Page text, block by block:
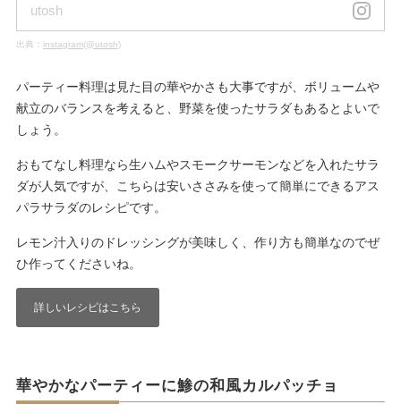
utosh
出典： instagram(@utosh)
パーティー料理は見た目の華やかさも大事ですが、ボリュームや
献立のバランスを考えると、野菜を使ったサラダもあるとよいで
しょう。
おもてなし料理なら生ハムやスモークサーモンなどを入れたサラ
ダが人気ですが、こちらは安いささみを使って簡単にできるアス
パラサラダのレシピです。
レモン汁入りのドレッシングが美味しく、作り方も簡単なのでぜ
ひ作ってくださいね。
詳しいレシピはこちら
華やかなパーティーに鯵の和風カルパッチョ